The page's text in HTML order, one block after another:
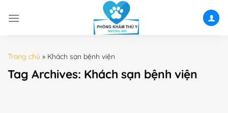
Trang chủ » Khách sạn bệnh viện
Tag Archives: Khách sạn bệnh viện